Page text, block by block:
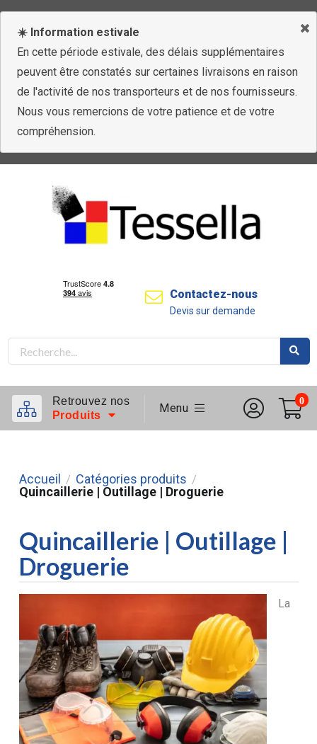
☀️ Information estivale
En cette période estivale, des délais supplémentaires
peuvent être constatés sur certaines livraisons en raison
de l'activité de nos transporteurs et de nos fournisseurs.
Nous vous remercions de votre patience et de votre
compréhension.
Contactez-nous
Devis sur demande
Retrouvez nos
Produits
Menu
0
Accueil / Catégories produits /
Quincaillerie | Outillage | Droguerie
Quincaillerie | Outillage |
Droguerie
La